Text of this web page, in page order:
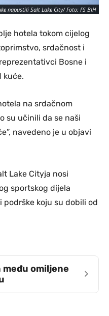
napustili Salt Lake City/ Foto: FS BIH
hotela tokom cijelog
srdačnost i
Bosne i
kuće.
na srdačnom
su učinili da se naši
navedeno je u objavi
Lake Cityja nosi
sportskog dijela
podrške koju su dobili od
među omiljene
›